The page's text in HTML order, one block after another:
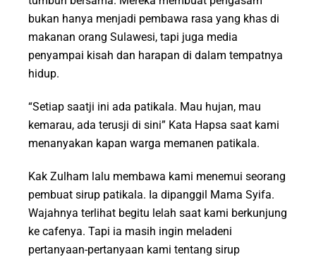
bukan hanya menjadi pembawa rasa yang khas di
makanan orang Sulawesi, tapi juga media
penyampai kisah dan harapan di dalam tempatnya
hidup.
“Setiap saatji ini ada patikala. Mau hujan, mau
kemarau, ada terusji di sini” Kata Hapsa saat kami
menanyakan kapan warga memanen patikala.
Kak Zulham lalu membawa kami menemui seorang
pembuat sirup patikala. Ia dipanggil Mama Syifa.
Wajahnya terlihat begitu lelah saat kami berkunjung
ke cafenya. Tapi ia masih ingin meladeni
pertanyaan-pertanyaan kami tentang sirup